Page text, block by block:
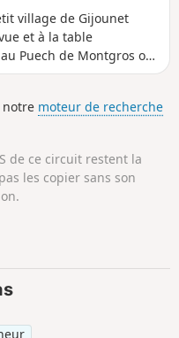
village de Gijounet
et à la table
Puech de Montgros où
de monotonie sur ce
de profiter de
environnants et la vallée
notre moteur de recherche
de ce circuit restent la
les copier sans son